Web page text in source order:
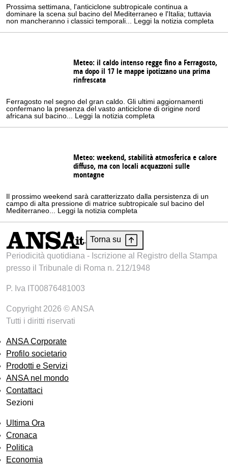
Prossima settimana, l'anticiclone subtropicale continua a
dominare la scena sul bacino del Mediterraneo e l'Italia; tuttavia
non mancheranno i classici temporali... Leggi la notizia completa
Meteo: il caldo intenso regge fino a Ferragosto,
ma dopo il 17 le mappe ipotizzano una prima
rinfrescata
Ferragosto nel segno del gran caldo. Gli ultimi aggiornamenti
confermano la presenza del vasto anticiclone di origine nord
africana sul bacino... Leggi la notizia completa
Meteo: weekend, stabilità atmosferica e calore
diffuso, ma con locali acquazzoni sulle
montagne
Il prossimo weekend sarà caratterizzato dalla persistenza di un
campo di alta pressione di matrice subtropicale sul bacino del
Mediterraneo... Leggi la notizia completa
Torna su
Periodicità quotidiana - Iscrizione al Registro della Stampa
presso il Tribunale di Roma n. 212/1948
P. Iva IT00876481003
Copyright 2026 © ANSA
Tutti i diritti riservati
ANSA Corporate
Profilo societario
Prodotti e Servizi
ANSA nel mondo
Contattaci
Sezioni
Ultima Ora
Cronaca
Politica
Economia